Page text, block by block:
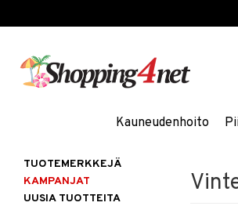
Kauneudenhoito
TUOTEMERKKEJÄ
KAMPANJAT
UUSIA TUOTTEITA